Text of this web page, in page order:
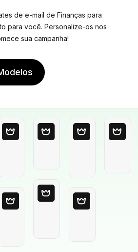
de e-mail de Finanças para
para você. Personalize-os nos
sua campanha!